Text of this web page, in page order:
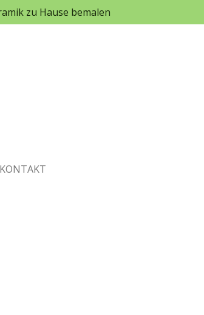
zu Hause bemalen
KONTAKT